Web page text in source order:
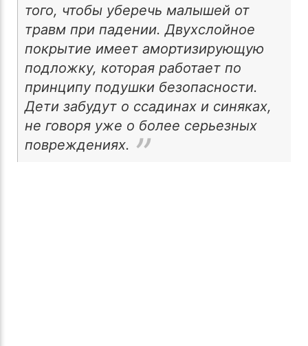
того, чтобы уберечь малышей от
травм при падении. Двухслойное
покрытие имеет амортизирующую
подложку, которая работает по
принципу подушки безопасности.
Дети забудут о ссадинах и синяках,
не говоря уже о более серьезных
повреждениях.